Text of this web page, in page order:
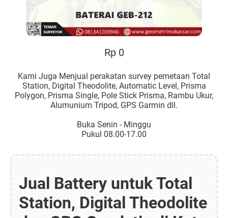
Rp 0
Kami Juga Menjual perakatan survey pemetaan Total
Station, Digital Theodolite, Automatic Level, Prisma
Polygon, Prisma Single, Pole Stick Prisma, Rambu Ukur,
Alumunium Tripod, GPS Garmin dll.
Buka Senin - Minggu
Pukul 08.00-17.00
Jual Battery untuk Total
Station, Digital Theodolite